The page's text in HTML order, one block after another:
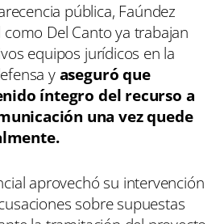
pública, Faúndez
Del Canto ya trabajan
equipos jurídicos en la
yaseguró que
íntegro del recurso a
una vez quede
aprovechó su intervención
sobre supuestas